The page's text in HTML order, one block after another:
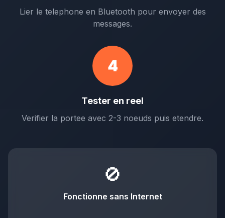
Lier le telephone en Bluetooth pour envoyer des
messages.
4
Tester en reel
Verifier la portee avec 2-3 noeuds puis etendre.
🚫
Fonctionne sans Internet